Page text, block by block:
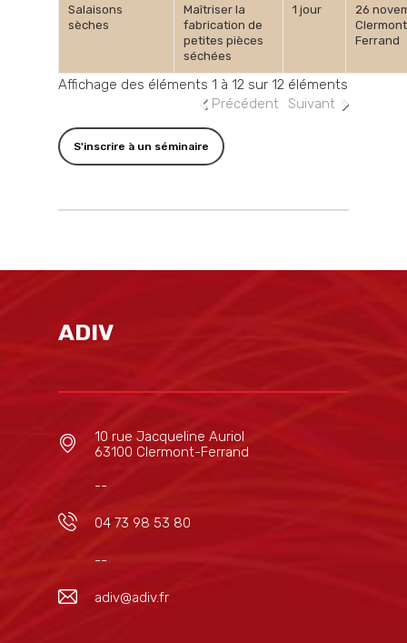
Salaisons
sèches
Maîtriser la
fabrication de
petites pièces
séchées
1 jour
26
Ferrand
Affichage des éléments 1 à 12 sur 12 éléments
Précédent
Suivant
S'inscrire à un séminaire
ADIV
10 rue Jacqueline Auriol
63100 Clermont-Ferrand
--
04 73 98 53 80
--
adiv@adiv.fr